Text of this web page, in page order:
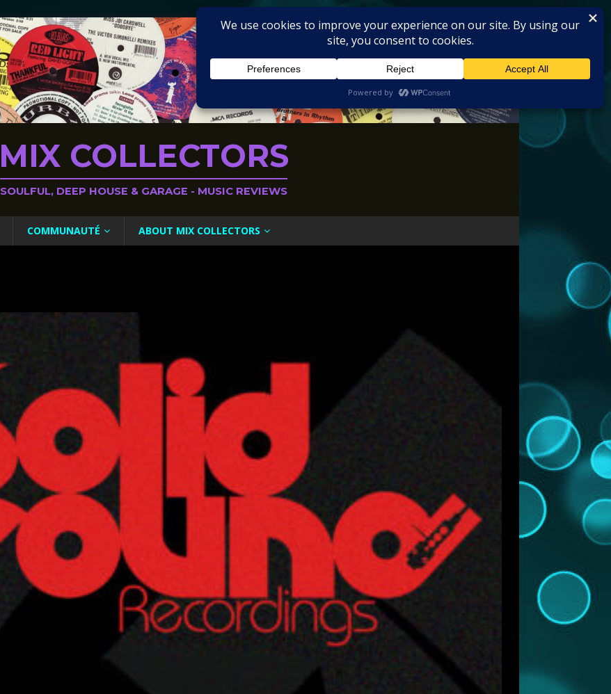
MIX COLLECTORS
SOULFUL, DEEP HOUSE & GARAGE - MUSIC REVIEWS
COMMUNAUTÉ ABOUT MIX COLLECTORS